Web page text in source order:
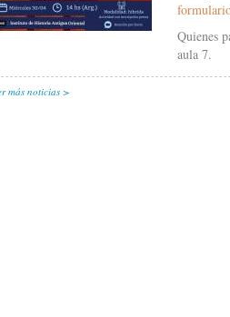
Quienes
aula 7.
más noticias